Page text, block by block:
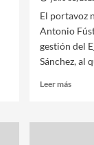
El portavoz
Antonio
gestión del
Sánchez, al
Leer más